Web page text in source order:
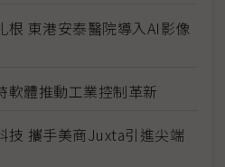
根 東港安泰醫院導入AI影像
軟體推動工業控制革新
技 攜手美商Juxta引進尖端